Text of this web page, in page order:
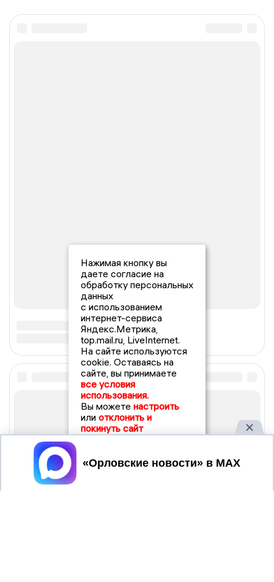
Нажимая кнопку вы
даете согласие на
обработку персональных
данных
с использованием
интернет-сервиса
Яндекс.Метрика,
top.mail.ru, LiveInternet.
На сайте используются
cookie. Оставаясь на
сайте, вы принимаете
все условия
использования.
Вы можете настроить
или отклонить и
покинуть сайт
Принять